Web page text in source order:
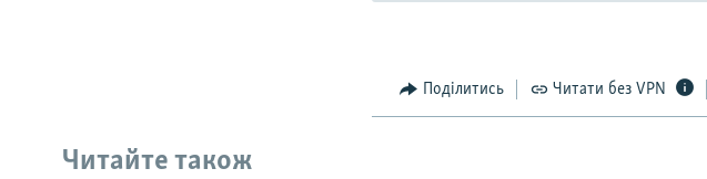
Поділитись Читати без VPN
Читайте також